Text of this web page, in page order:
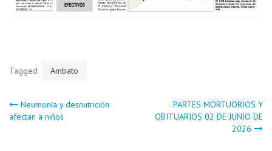
Tagged Ambato
Navegación
Neumonía y desnutrición
afectan a niños
PARTES MORTUORIOS Y
OBITUARIOS 02 DE JUNIO DE
2026